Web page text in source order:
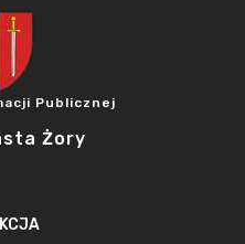
Publicznej
Żory